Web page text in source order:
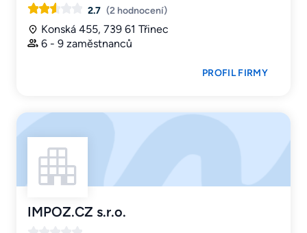
2.7 (2 hodnocení)
Konská 455, 739 61 Třinec
6 - 9 zaměstnanců
PROFIL FIRMY
IMPOZ.CZ s.r.o.